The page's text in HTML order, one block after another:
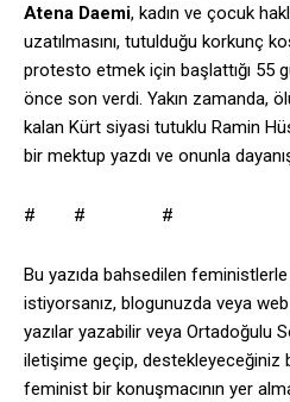
Atena Daemi, kadın ve çocuk
uzatılmasını, tutulduğu korkunç
protesto etmek için başlattığı 55
önce son verdi. Yakın zamanda,
kalan Kürt siyasi tutuklu Ramin
bir mektup yazdı ve onunla
# # #
Bu yazıda bahsedilen
istiyorsanız, blogunuzda veya
yazılar yazabilir veya Ortadoğulu
iletişime geçip, destekleyeceğiniz
feminist bir konuşmacının yer